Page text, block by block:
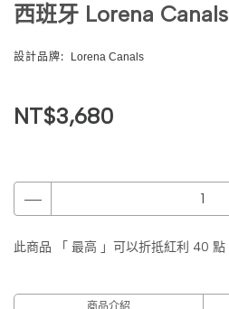
西班牙 Lorena
設計品牌: Lorena Canals
NT$3,680
此商品 「 最高 」可以折抵紅利 40 點
商品介紹